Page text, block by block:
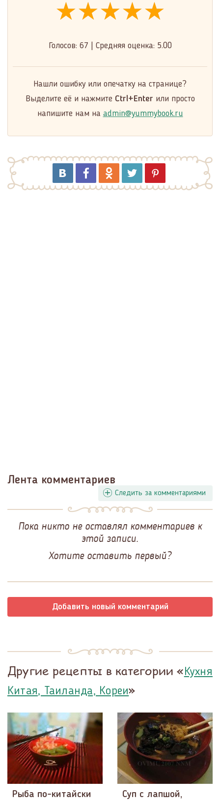
★★★★★
★★★★★
★★★★★
Голосов: 67 Средняя оценка: 5.00
Нашли ошибку или опечатку на странице?
Выделите её и нажмите Ctrl+Enter или просто
напишите нам на admin@yummybook.ru
Лента комментариев
Следить за комментариями
Пока никто не оставлял комментариев к
этой записи.
Хотите оставить первый?
Добавить новый комментарий
Другие рецепты в категории «Кухня
Китая, Таиланда, Кореи»
Рыба по-китайски
Суп с лапшой,